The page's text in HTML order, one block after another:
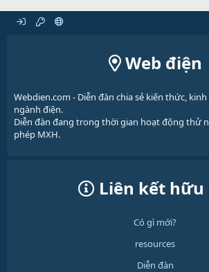
Web điện
Webdien.com - Diễn đàn chia sẻ kiến thức,
ngành điện.
Diễn đàn đang trong thời gian hoạt động thử
phép MXH.
Liên kết hữu
Có gì mới?
resources
Diễn đàn